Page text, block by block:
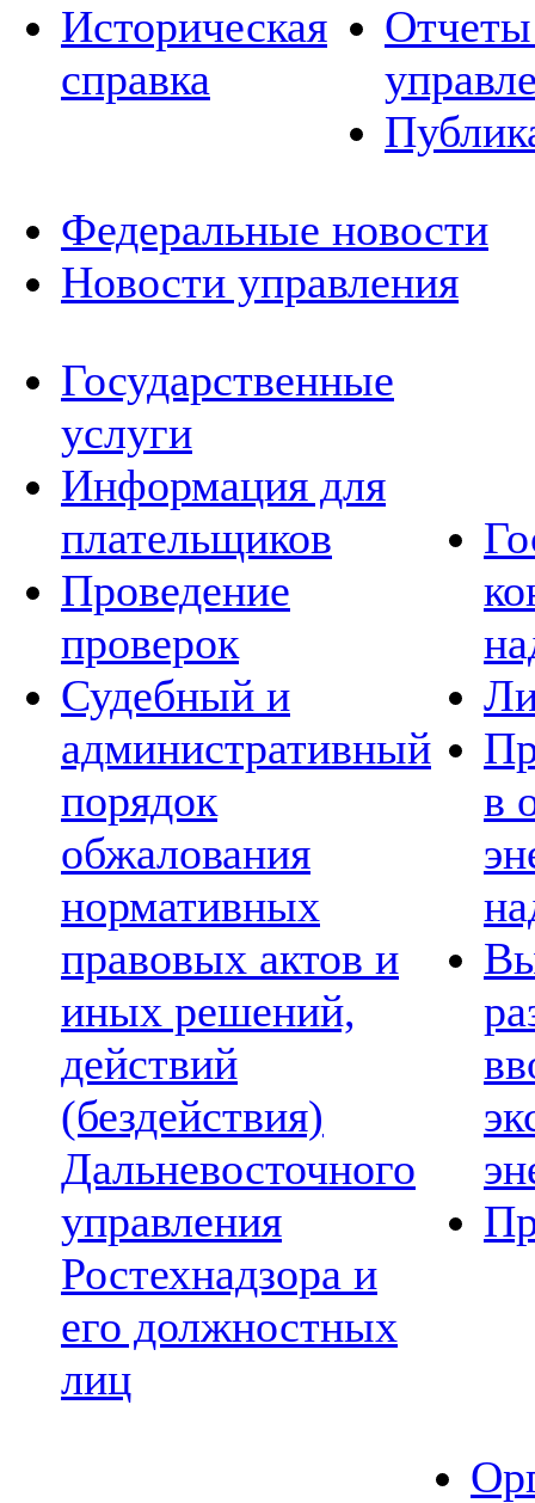
Историческая
справка
Отчеты
Федеральные новости
Новости управления
Государственные
услуги
Информация для
плательщиков
Проведение
проверок
Судебный и
административный
порядок
обжалования
нормативных
правовых актов и
иных решений,
действий
(бездействия)
Дальневосточного
управления
Ростехнадзора и
его должностных
лиц
в